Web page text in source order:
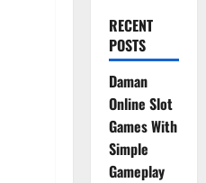
RECENT
POSTS
Daman
Online Slot
Games With
Simple
Gameplay